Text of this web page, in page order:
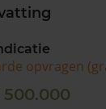
opvragen